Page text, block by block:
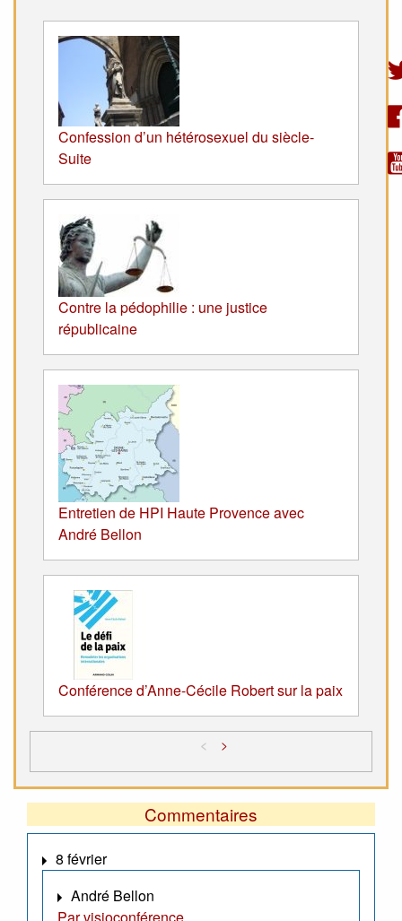
Confession d’un hétérosexuel du siècle-
Suite
Contre la pédophilie : une justice
républicaine
Entretien de HPI Haute Provence avec
André Bellon
Conférence d’Anne-Cécile Robert sur la paix
< >
Commentaires
8 février
André Bellon